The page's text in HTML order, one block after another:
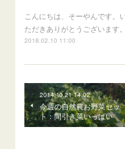
こんにちは、そーやんです。
ただきありがとうございます
2018.02.10 11:00
2014.10.21 14:02
今週の自然農お野菜セッ
ト：間引き菜いっぱい